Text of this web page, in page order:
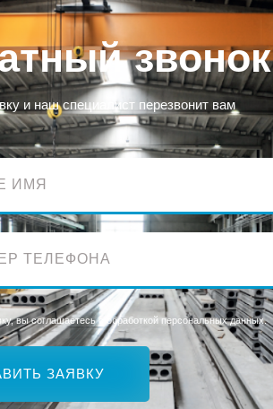
звонок
и наш специалист перезвонит вам
вы соглашаетесь с обработкой персональных данных.
ЗАЯВКУ